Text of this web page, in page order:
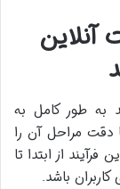
آنلاین
به طور کامل به
دقت مراحل آن را
از ابتدا تا
باشد.